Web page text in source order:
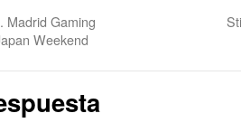
Gaming
Weekend